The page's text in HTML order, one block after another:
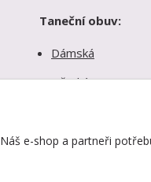
Taneční obuv:
Dámská
Dětská
Náš e-shop a partneři